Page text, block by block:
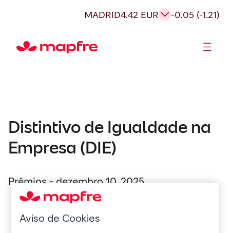
MADRID4.42 EUR -0.05 (-1.21)
Distintivo de Igualdade na
Empresa (DIE)
Prêmios - dezembro 10, 2025
Aviso de Cookies